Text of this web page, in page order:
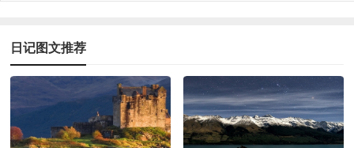
日记图文推荐